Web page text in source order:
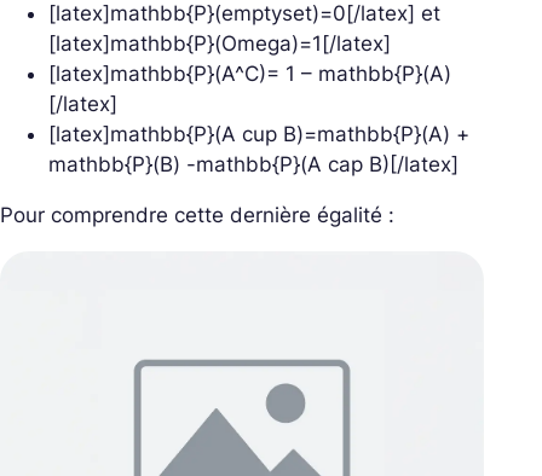
[latex]mathbb{P}(emptyset)=0[/latex] et
[latex]mathbb{P}(Omega)=1[/latex]
[latex]mathbb{P}(A^C)= 1 – mathbb{P}(A)
[/latex]
[latex]mathbb{P}(A cup B)=mathbb{P}(A) +
mathbb{P}(B) -mathbb{P}(A cap B)[/latex]
Pour comprendre cette dernière égalité :